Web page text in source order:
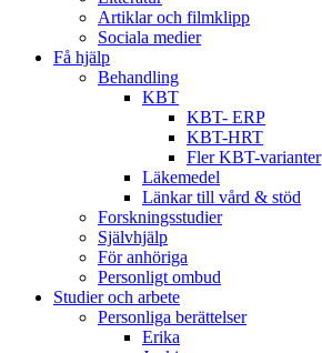
Artiklar och filmklipp
Sociala medier
Få hjälp
Behandling
KBT
KBT- ERP
KBT-HRT
Fler KBT-varianter
Läkemedel
Länkar till vård & stöd
Forskningsstudier
Självhjälp
För anhöriga
Personligt ombud
Studier och arbete
Personliga berättelser
Erika